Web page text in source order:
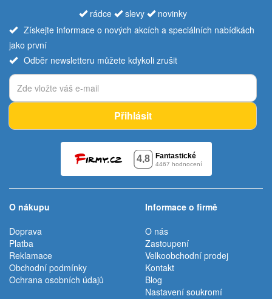
rádce slevy
novinky
Získejte informace o nových akcích a speciálních nabídkách
jako první
Odběr newsletteru můžete kdykoli zrušit
Přihlásit
O nákupu
Doprava
Platba
Reklamace
Obchodní podmínky
Ochrana osobních údajů
Informace o firmě
O nás
Zastoupení
Velkoobchodní prodej
Kontakt
Blog
Nastavení soukromí